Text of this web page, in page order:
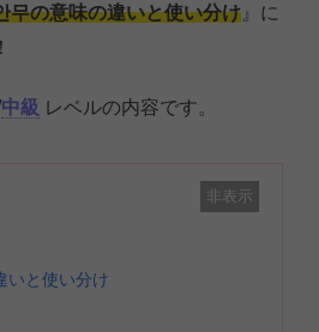
무の意味の違いと使い分け 』に
中級 レベルの内容です。
非表示
いと使い分け